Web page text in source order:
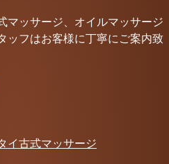
マッサージ、オイルマッサージ
ッフはお客様に丁寧にご案内致
イ古式マッサージ